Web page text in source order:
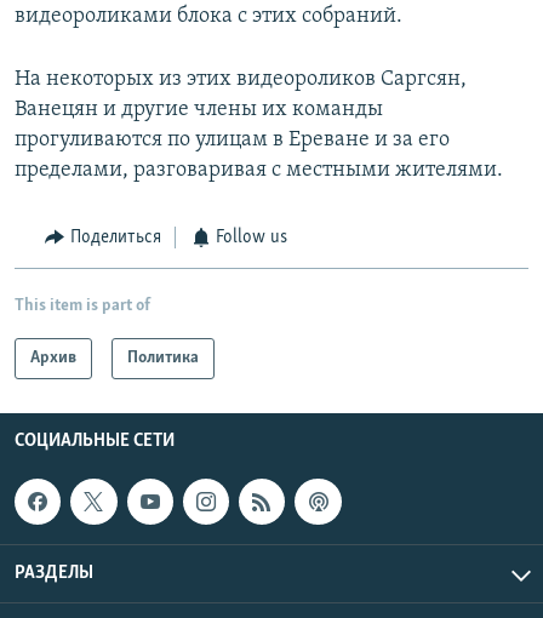
видеороликами блока с этих собраний.
На некоторых из этих видеороликов Саргсян,
Ванецян и другие члены их команды
прогуливаются по улицам в Ереване и за его
пределами, разговаривая с местными жителями.
Поделиться Follow us
This item is part of
Архив Политика
СОЦИАЛЬНЫЕ СЕТИ
РАЗДЕЛЫ